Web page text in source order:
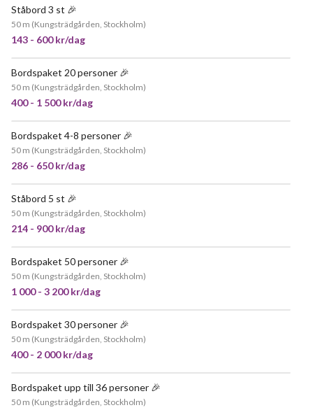
Ståbord 3 st 🎉
50 m (Kungsträdgården, Stockholm)
143 - 600 kr/dag
Bordspaket 20 personer 🎉
50 m (Kungsträdgården, Stockholm)
400 - 1 500 kr/dag
Bordspaket 4-8 personer 🎉
50 m (Kungsträdgården, Stockholm)
286 - 650 kr/dag
Ståbord 5 st 🎉
50 m (Kungsträdgården, Stockholm)
214 - 900 kr/dag
Bordspaket 50 personer 🎉
50 m (Kungsträdgården, Stockholm)
1 000 - 3 200 kr/dag
Bordspaket 30 personer 🎉
50 m (Kungsträdgården, Stockholm)
400 - 2 000 kr/dag
Bordspaket upp till 36 personer 🎉
50 m (Kungsträdgården, Stockholm)